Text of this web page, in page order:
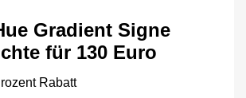
Hue
Gradient
Signe
Gradient Signe
für 130 Euro
Rabatt